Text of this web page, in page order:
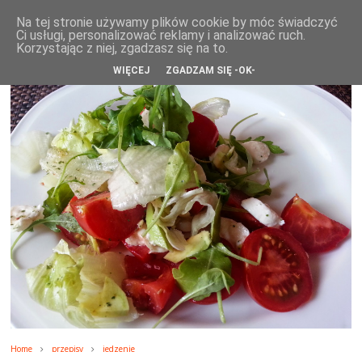
WikiRose blog
Home przepisy jedzenie
Na tej stronie używamy plików cookie by móc świadczyć
Ci usługi, personalizować reklamy i analizować ruch.
Korzystając z niej, zgadzasz się na to.
WIĘCEJ ZGADZAM SIĘ -OK-